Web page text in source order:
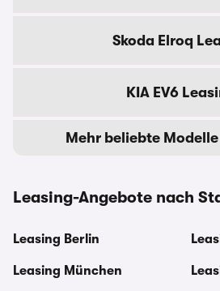
Skoda Elroq
KIA EV6
Mehr beliebte
Leasing-Angebote nach
Leasing Berlin
Leasing München